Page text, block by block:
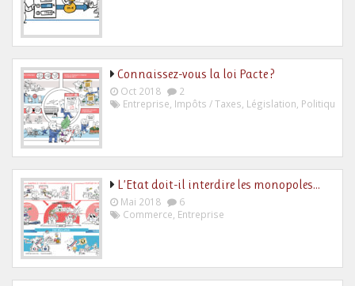
Connaissez-vous la loi Pacte ?
Oct 2018
2
Entreprise Impôts / Taxes Législation Politique
L’Etat doit-il interdire les monopoles…
Mai 2018
6
Commerce Entreprise